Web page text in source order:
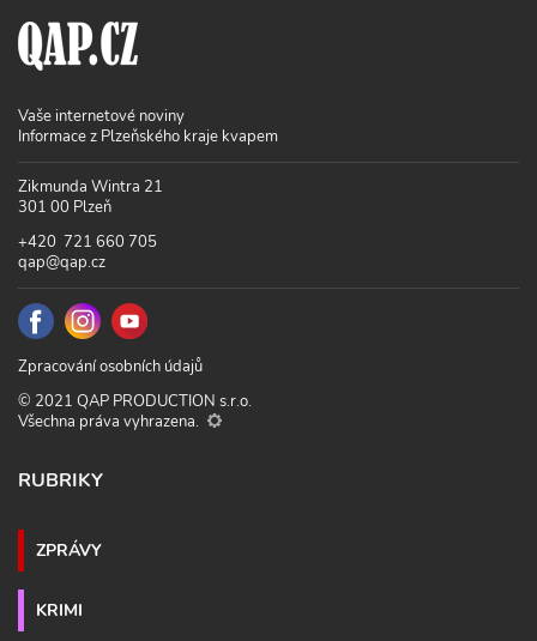
Vaše internetové noviny
Informace z Plzeňského kraje kvapem
Zikmunda Wintra 21
301 00 Plzeň
+420 721 660 705
qap@qap.cz
Zpracování osobních údajů
© 2021 QAP PRODUCTION s.r.o.
Všechna práva vyhrazena.
RUBRIKY
ZPRÁVY
KRIMI